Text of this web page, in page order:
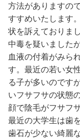
方法がありますの
すすめいたします
状を訴えておりま
中毒を疑いました
血液の付着がみら
す。最近の若い女
る子が多いのです
いフサフサの状態
顔で陰毛がフサフ
最近の大学生は歯
歯石が少ない綺麗